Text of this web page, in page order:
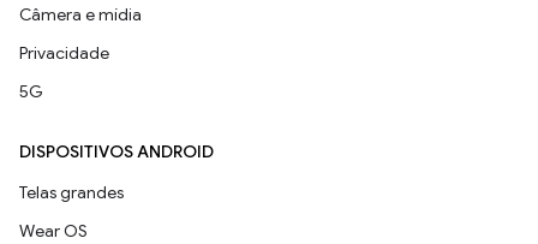
Câmera e mídia
Privacidade
5G
DISPOSITIVOS ANDROID
Telas grandes
Wear OS